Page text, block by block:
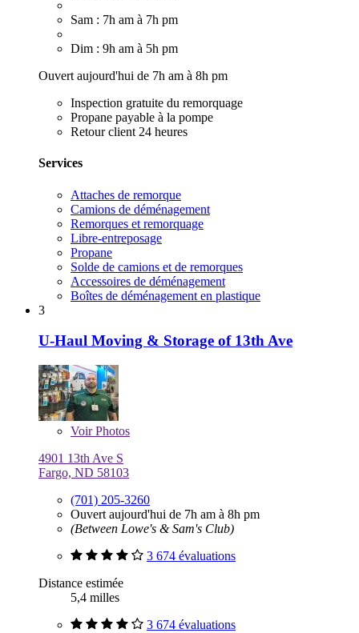
Sam : 7h am à 7h pm
Dim : 9h am à 5h pm
Ouvert aujourd'hui de 7h am à 8h pm
Inspection gratuite du remorquage
Propane payable à la pompe
Retour client 24 heures
Services
Attaches de remorque
Camions de déménagement
Remorques et remorquage
Libre-entreposage
Propane
Solde de camions et de remorques
Accessoires de déménagement
Boîtes de déménagement en plastique
3
U-Haul Moving & Storage of 13th Ave
VoirPhotos
4901 13th Ave S
Fargo, ND 58103
(701) 205-3260
Ouvert aujourd'hui de 7h am à 8h pm
(Between Lowe's & Sam's Club)
3 674 évaluations
Distance estimée
5,4 milles
3 674 évaluations